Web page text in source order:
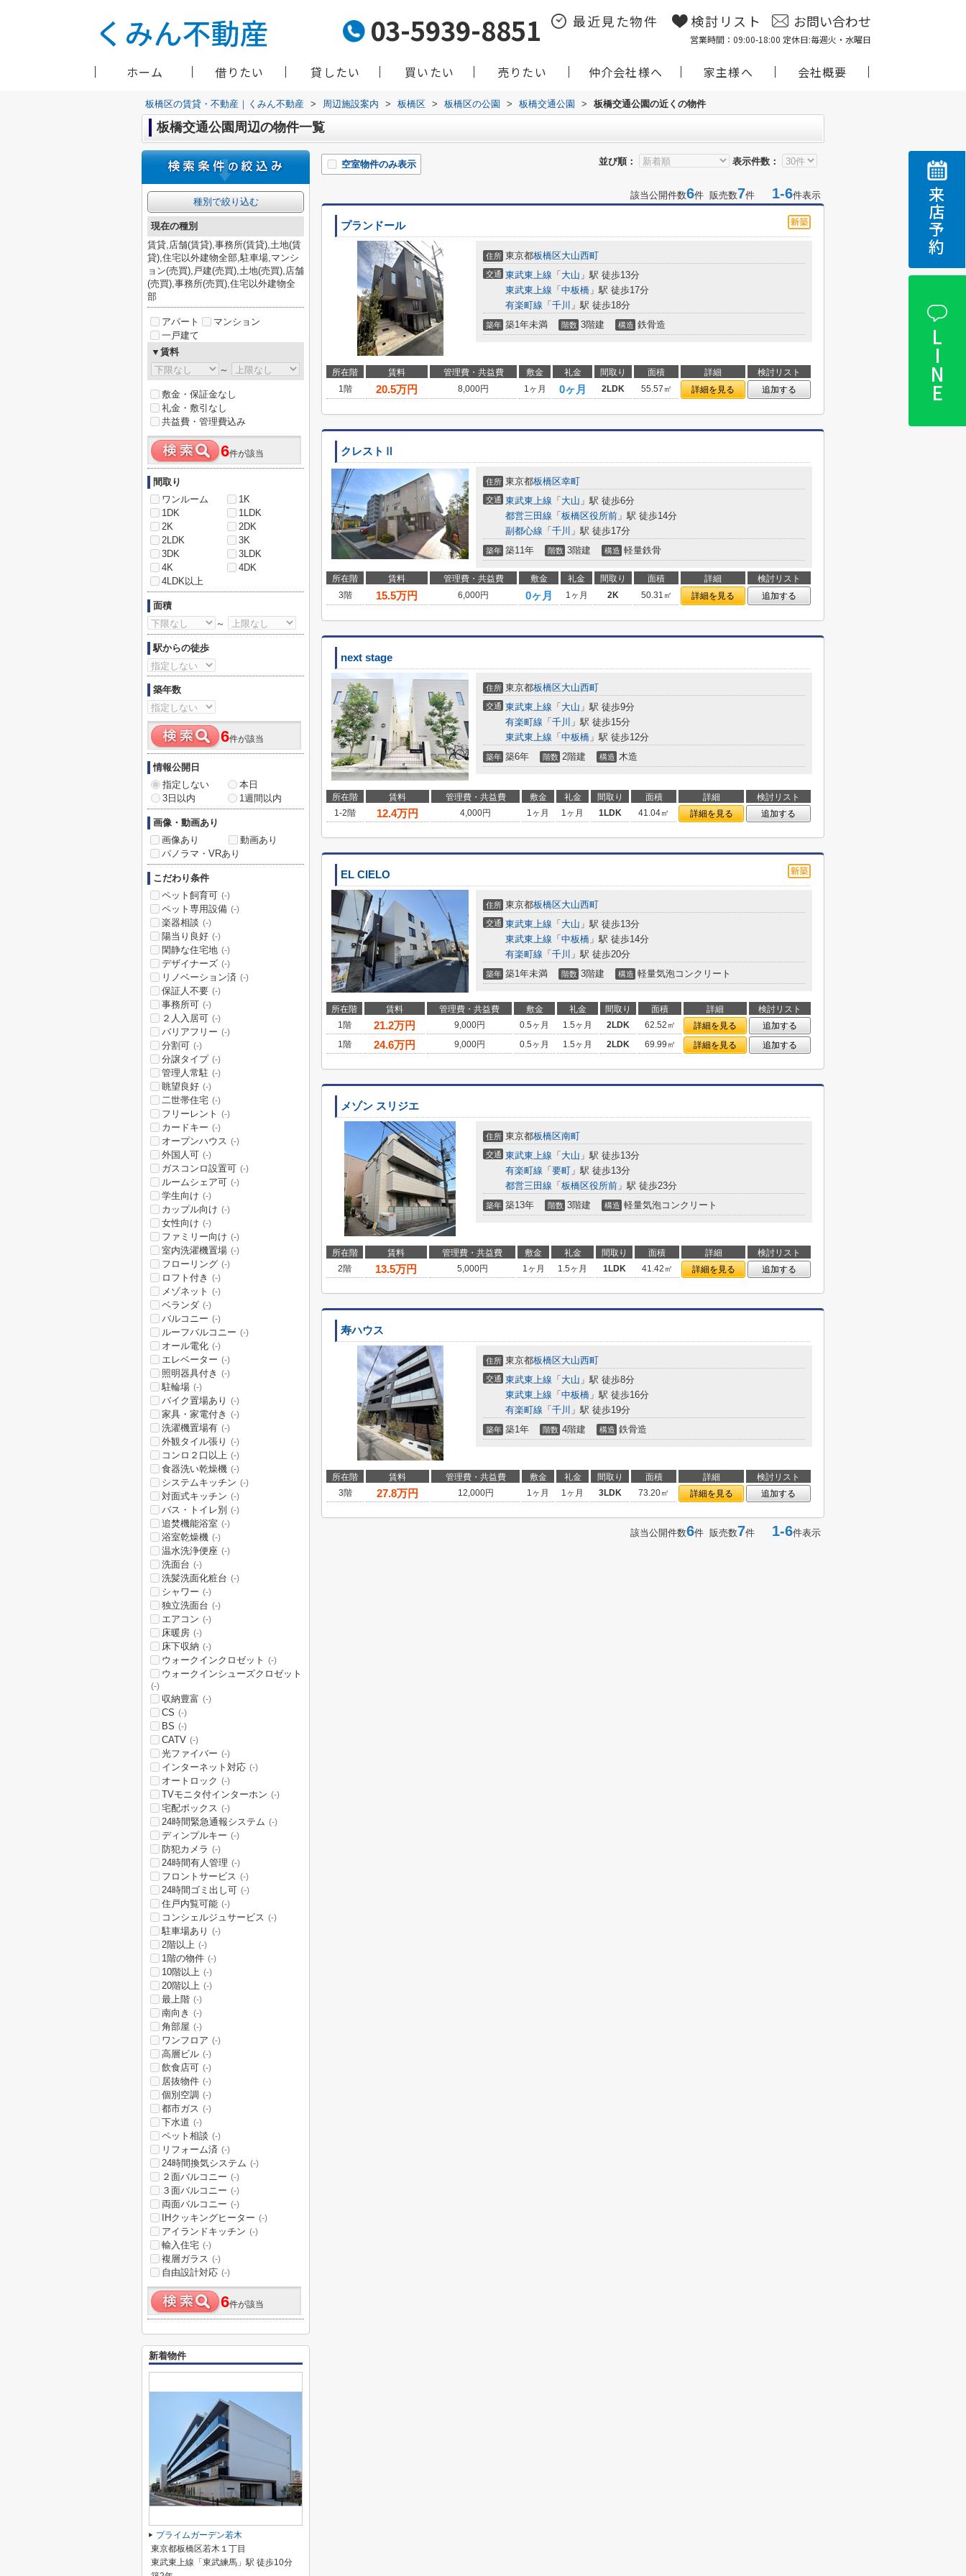
03-5939-8851 最近見た物件 検討リスト お問い合わせ
営業時間：09:00-18:00 定休日:毎週火・水曜日
ホーム 借りたい 貸したい 買いたい 売りたい 仲介会社様へ 家主様へ 会社概要
来店予約
LINE
板橋区の賃貸・不動産｜くみん不動産 > 周辺施設案内 > 板橋区 > 板橋区の公園 > 板橋交通公園 > 板橋交通公園の近くの物件
板橋交通公園周辺の物件一覧
並び順： 表示件数：
空室物件のみ表示
該当公開件数6件 販売数7件 1-6件表示
プランドール
住所 東京都板橋区大山西町
交通 東武東上線 「 大山 」駅 徒歩13分
東武東上線 「 中板橋 」駅 徒歩17分
有楽町線 「 千川 」駅 徒歩18分
築年 築1年未満 階数 3階建 構造 鉄骨造
所在階 賃料 管理費・共益費 敷金 礼金 間取り 面積 詳細
検討リスト
1階
20.5万円 8,000円 1ヶ月 0ヶ月 2LDK 55.57㎡ 詳細を見る 追加する
クレストⅡ
住所 東京都板橋区幸町
交通 東武東上線 「 大山 」駅 徒歩6分
都営三田線 「 板橋区役所前 」駅 徒歩14分
副都心線 「 千川 」駅 徒歩17分
築年 築11年 階数 3階建 構造 軽量鉄骨
所在階 賃料 管理費・共益費 敷金 礼金 間取り 面積 詳細
検討リスト
3階
15.5万円 6,000円 0ヶ月 1ヶ月 2K 50.31㎡ 詳細を見る 追加する
next stage
住所 東京都板橋区大山西町
交通 東武東上線 「 大山 」駅 徒歩9分
有楽町線 「 千川 」駅 徒歩15分
東武東上線 「 中板橋 」駅 徒歩12分
築年 築6年 階数 2階建 構造 木造
所在階 賃料 管理費・共益費 敷金 礼金 間取り 面積 詳細
検討リスト
1-2階
12.4万円 4,000円 1ヶ月 1ヶ月 1LDK 41.04㎡ 詳細を見る 追加する
EL CIELO
住所 東京都板橋区大山西町
交通 東武東上線 「 大山 」駅 徒歩13分
東武東上線 「 中板橋 」駅 徒歩14分
有楽町線 「 千川 」駅 徒歩20分
築年 築1年未満 階数 3階建 構造 軽量気泡コンクリート
所在階 賃料 管理費・共益費 敷金 礼金 間取り 面積 詳細
検討リスト
1階
21.2万円 9,000円 0.5ヶ月 1.5ヶ月 2LDK 62.52㎡ 詳細を見る
追加する
1階
24.6万円 9,000円 0.5ヶ月 1.5ヶ月 2LDK 69.99㎡ 詳細を見る 追加する
メゾン スリジエ
住所 東京都板橋区南町
交通 東武東上線 「 大山 」駅 徒歩13分
有楽町線 「 要町 」駅 徒歩13分
都営三田線 「 板橋区役所前 」駅 徒歩23分
築年 築13年 階数 3階建 構造 軽量気泡コンクリート
所在階 賃料 管理費・共益費 敷金 礼金 間取り 面積 詳細
検討リスト
2階
13.5万円 5,000円 1ヶ月 1.5ヶ月 1LDK 41.42㎡ 詳細を見る 追加する
寿ハウス
住所 東京都板橋区大山西町
交通 東武東上線 「 大山 」駅 徒歩8分
東武東上線 「 中板橋 」駅 徒歩16分
有楽町線 「 千川 」駅 徒歩19分
築年 築1年 階数 4階建 構造 鉄骨造
所在階 賃料 管理費・共益費 敷金 礼金 間取り 面積 詳細
検討リスト
3階
27.8万円 12,000円 1ヶ月 1ヶ月 3LDK 73.20㎡ 詳細を見る 追加する
該当公開件数6件 販売数7件 1-6件表示
種別で絞り込む
現在の種別
賃貸,店舗(賃貸),事務所(賃貸),土地(賃
貸),住宅以外建物全部,駐車場,マンシ
ョン(売買),戸建(売買),土地(売買),店舗
(売買),事務所(売買),住宅以外建物全
部
アパート
マンション
一戸建て
▼賃料
～
敷金・保証金なし
礼金・敷引なし
共益費・管理費込み
6件が該当
間取り
ワンルーム
1K
1DK
1LDK
2K
2DK
2LDK
3K
3DK
3LDK
4K
4DK
4LDK以上
面積
～
駅からの徒歩
築年数
6件が該当
情報公開日
指定しない
本日
3日以内
1週間以内
画像・動画あり
画像あり
動画あり
パノラマ・VRあり
こだわり条件
ペット飼育可 (-)
ペット専用設備 (-)
楽器相談 (-)
陽当り良好 (-)
閑静な住宅地 (-)
デザイナーズ (-)
リノベーション済 (-)
保証人不要 (-)
事務所可 (-)
２人入居可 (-)
バリアフリー (-)
分割可 (-)
分譲タイプ (-)
管理人常駐 (-)
眺望良好 (-)
二世帯住宅 (-)
フリーレント (-)
カードキー (-)
オープンハウス (-)
外国人可 (-)
ガスコンロ設置可 (-)
ルームシェア可 (-)
学生向け (-)
カップル向け (-)
女性向け (-)
ファミリー向け (-)
室内洗濯機置場 (-)
フローリング (-)
ロフト付き (-)
メゾネット (-)
ベランダ (-)
バルコニー (-)
ルーフバルコニー (-)
オール電化 (-)
エレベーター (-)
照明器具付き (-)
駐輪場 (-)
バイク置場あり (-)
家具・家電付き (-)
洗濯機置場有 (-)
外観タイル張り (-)
コンロ２口以上 (-)
食器洗い乾燥機 (-)
システムキッチン (-)
対面式キッチン (-)
バス・トイレ別 (-)
追焚機能浴室 (-)
浴室乾燥機 (-)
温水洗浄便座 (-)
洗面台 (-)
洗髪洗面化粧台 (-)
シャワー (-)
独立洗面台 (-)
エアコン (-)
床暖房 (-)
床下収納 (-)
ウォークインクロゼット (-)
ウォークインシューズクロゼット
(-)
収納豊富 (-)
CS (-)
BS (-)
CATV (-)
光ファイバー (-)
インターネット対応 (-)
オートロック (-)
TVモニタ付インターホン (-)
宅配ボックス (-)
24時間緊急通報システム (-)
ディンプルキー (-)
防犯カメラ (-)
24時間有人管理 (-)
フロントサービス (-)
24時間ゴミ出し可 (-)
住戸内覧可能 (-)
コンシェルジュサービス (-)
駐車場あり (-)
2階以上 (-)
1階の物件 (-)
10階以上 (-)
20階以上 (-)
最上階 (-)
南向き (-)
角部屋 (-)
ワンフロア (-)
高層ビル (-)
飲食店可 (-)
居抜物件 (-)
個別空調 (-)
都市ガス (-)
下水道 (-)
ペット相談 (-)
リフォーム済 (-)
24時間換気システム (-)
２面バルコニー (-)
３面バルコニー (-)
両面バルコニー (-)
IHクッキングヒーター (-)
アイランドキッチン (-)
輸入住宅 (-)
複層ガラス (-)
自由設計対応 (-)
6件が該当
新着物件
プライムガーデン若木
東京都板橋区若木１丁目
東武東上線「東武練馬」駅 徒歩10分